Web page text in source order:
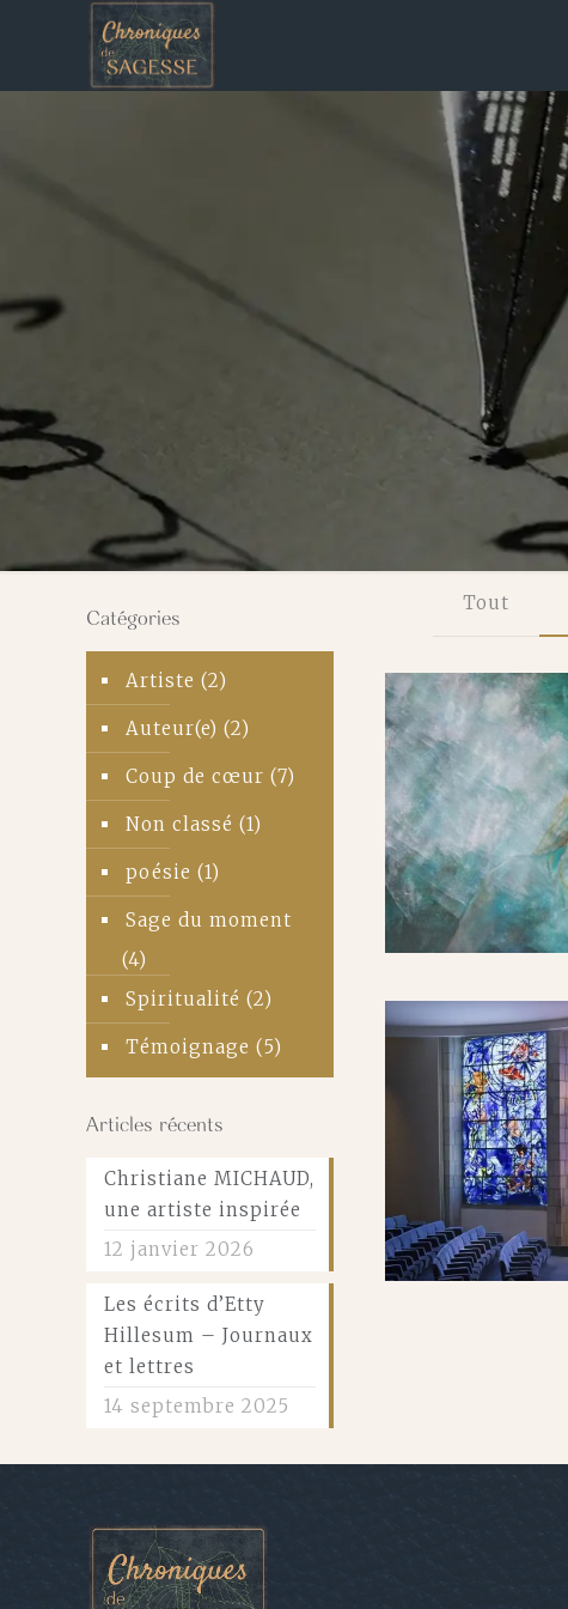
Tout
Catégories
Artiste (2)
Auteur(e) (2)
Coup de cœur (7)
Non classé (1)
poésie (1)
Sage du moment
(4)
Spiritualité (2)
Témoignage (5)
Articles récents
Christiane MICHAUD,
une artiste inspirée
12 janvier 2026
Les écrits d’Etty
Hillesum – Journaux
et lettres
14 septembre 2025